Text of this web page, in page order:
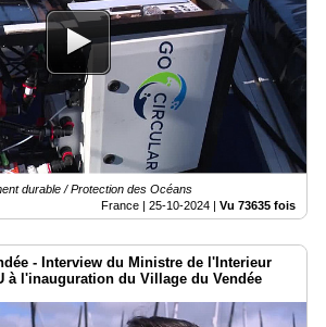
durable / Protection des Océans
France | 25-10-2024 Vu 73635 fois
- Interview du Ministre de l'Interieur
à l'inauguration du Village du Vendée